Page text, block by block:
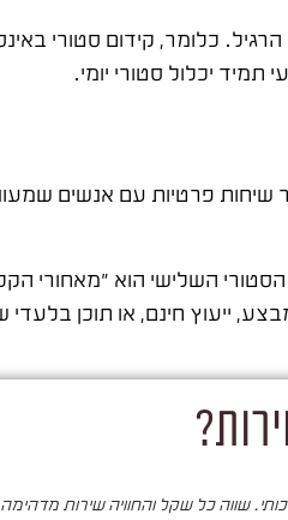
כלומר, קידום סטורי
תמיד יכלול סטורי יומי.
פרטיות עם אנשים
השלישי הוא "מאחורי
ייעוץ חינם, או תוכן בלעדי
שווה כל שקל והחוויה שירות